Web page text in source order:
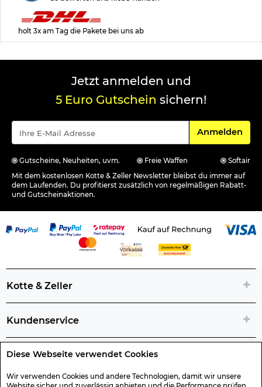
Diese Webseite verwendet Cookies
Wir verwenden Cookies und andere Technologien, damit wir unsere
holt 3x am Tag die Pakete bei uns ab
Jetzt anmelden und
5 Euro Gutschein sichern!
Für den
Anmelden
Gutscheine, Neuheiten, uvm. Freie Waffen
Softair
Mit dem kostenlosen Kotte & Zeller Newsletter bleibst du immer auf
dem Laufenden. Du profitierst zusätzlich von regelmäßigen Rabatt-
und Gutscheinaktionen.
Kotte & Zeller
Kundenservice
Rechtliche Artikelinfos